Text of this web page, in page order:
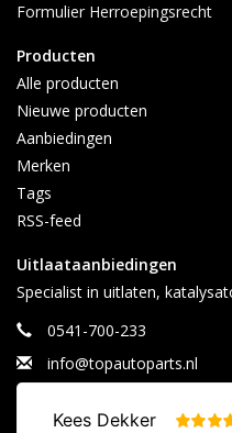
Formulier Herroepingsrecht
Producten
Alle producten
Nieuwe producten
Aanbiedingen
Merken
Tags
RSS-feed
Uitlaataanbiedingen
Specialist in uitlaten,
0541-700-233
info@topautoparts.nl